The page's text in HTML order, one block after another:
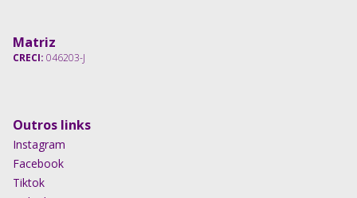
Matriz
CRECI: 046203-J
Outros links
Instagram
Facebook
Tiktok